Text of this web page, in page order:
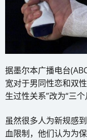
据墨尔本广播电台
宽对于男同性恋和双
生过性关系”改为“三个
虽然很多人为新规感
血限制，他们认为为